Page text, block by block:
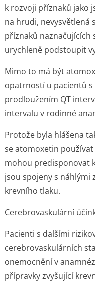
k rozvoji příznaků jako
na hrudi, nevysvětlená
příznaků naznačujících
urychleně podstoupit
Mimo to má být
opatrností u pacientů s
prodloužením QT
intervalu v rodinné
Protože byla hlášena
se atomoxetin
mohou predisponovat
jsou spojeny s náhlými
krevního tlaku.
Cerebrovaskulární
Pacienti s dalšími
cerebrovaskulárních
onemocnění v
přípravky zvyšující